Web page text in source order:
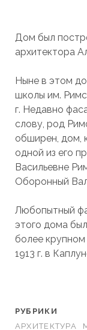
Дом был
архитектора
Ныне в этом
школы им.
г. Недавно
слову, род
обширен, дом,
одной из его
Васильевне
Оборонный
Любопытный
этого дома
более крупном
1913 г. в
РУБРИКИ
АРХИТЕКТУРА